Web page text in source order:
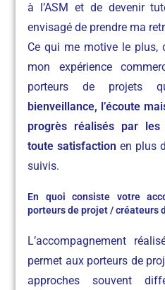
à l’ASM et de devenir
envisagé de prendre ma
Ce qui me motive le plus,
mon expérience
porteurs de projets
bienveillance, l’écoute
progrès réalisés par
toute satisfaction en plus
suivis.
En quoi consiste votre
porteurs de projet / créateurs
L’accompagnement
permet aux porteurs de
approches souvent